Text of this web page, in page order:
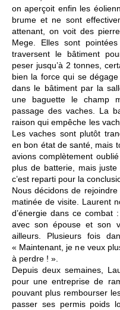
on aperçoit enfin les
brume et ne sont
attenant, on voit des
Mege. Elles sont
traversent le bâtiment
peser jusqu’à 2 tonnes,
bien la force qui se
dans le bâtiment par la
une baguette le champ
passage des vaches. La
raison qui empêche les
Les vaches sont plutôt
en bon état de santé, mais
avions complètement
plus de batterie, mais
c’est reparti pour la
Nous décidons de
matinée de visite. Laurent
d’énergie dans ce combat
avec son épouse et son
ailleurs. Plusieurs fois
« Maintenant, je ne veux
à perdre ! ».
Depuis deux semaines,
pour une entreprise de
pouvant plus rembourser
passer ses permis poids